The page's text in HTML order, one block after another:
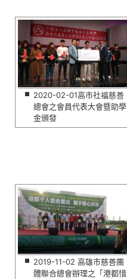
2020-02-01高市社福慈善
總會之會員代表大會暨助學
金頒發
2019-11-02 高雄市慈善團
體聯合總會辦理之「港都惜